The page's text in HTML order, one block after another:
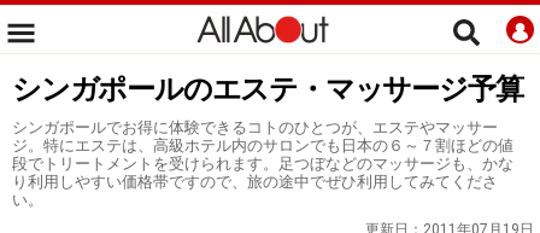
シンガポールのエステ・マッサージ予算
シンガポールでお得に体験できるコトのひとつが、エステやマッサー
ジ。特にエステは、高級ホテル内のサロンでも日本の６～７割ほどの値
段でトリートメントを受けられます。足つぼなどのマッサージも、かな
り利用しやすい価格帯ですので、旅の途中でぜひ利用してみてくださ
い。
更新日： 2011年07月19日